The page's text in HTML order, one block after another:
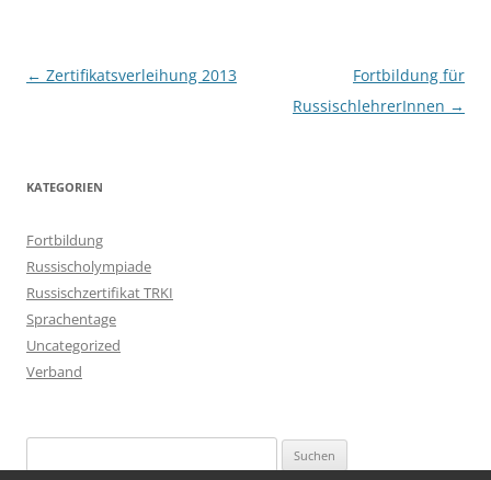
Beitragsnavigation
← Zertifikatsverleihung 2013
Fortbildung für
RussischlehrerInnen →
KATEGORIEN
Fortbildung
Russischolympiade
Russischzertifikat TRKI
Sprachentage
Uncategorized
Verband
nach: